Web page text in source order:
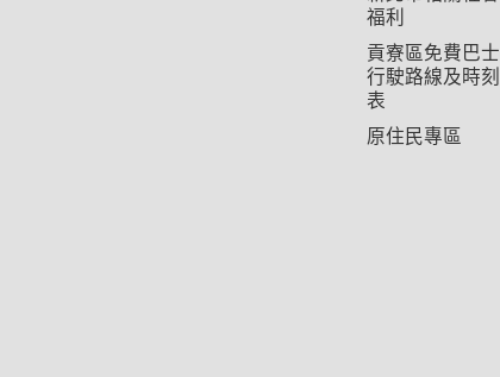
福利
貢寮區免費巴士
行駛路線及時刻
表
原住民專區